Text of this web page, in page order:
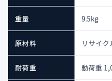
重量 9.5kg
原材料 リサイ
耐荷重 動荷重